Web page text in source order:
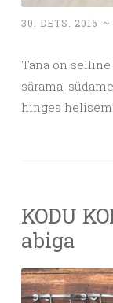
30. DETS. 2016 ~
Täna on
särama,
hinges
KODU
abiga